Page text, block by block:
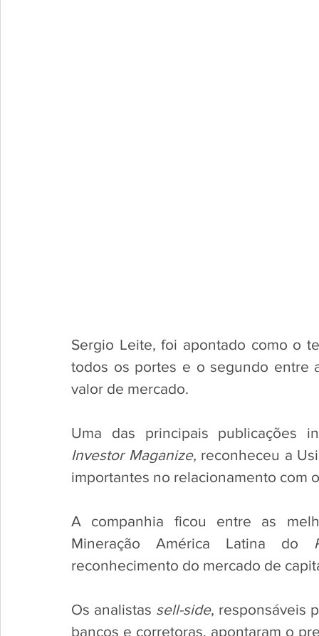
Sergio Leite, foi apontado como o
todos os portes e o segundo entre
valor de mercado.
Uma das principais publicações
Investor Maganize, reconheceu a
importantes no relacionamento com
A companhia ficou entre as
Mineração América Latina do
reconhecimento do mercado de
Os analistas sell-side, responsáveis
bancos e corretoras, apontaram o